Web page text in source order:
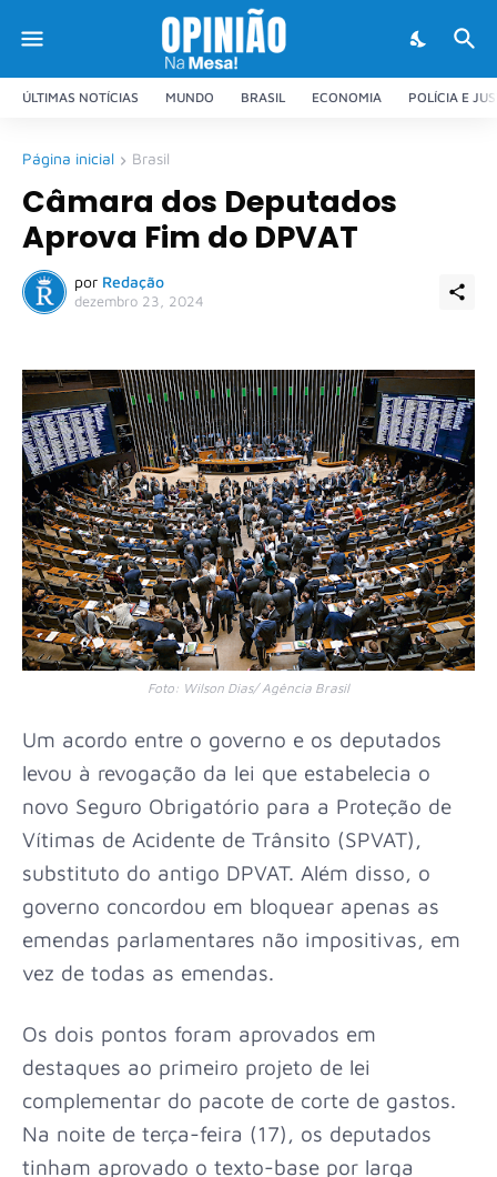
ÚLTIMAS NOTÍCIAS MUNDO BRASIL ECONOMIA POLÍCIA E
Página inicial Brasil
Câmara dos Deputados
Aprova Fim do DPVAT
por Redação
dezembro 23, 2024
Foto: Wilson Dias/ Agência Brasil
Um acordo entre o governo e os deputados
levou à revogação da lei que estabelecia o
novo Seguro Obrigatório para a Proteção de
Vítimas de Acidente de Trânsito (SPVAT),
substituto do antigo DPVAT. Além disso, o
governo concordou em bloquear apenas as
emendas parlamentares não impositivas, em
vez de todas as emendas.
Os dois pontos foram aprovados em
destaques ao primeiro projeto de lei
complementar do pacote de corte de gastos.
Na noite de terça-feira (17), os deputados
tinham aprovado o texto-base por larga